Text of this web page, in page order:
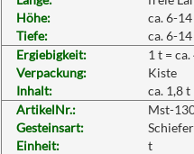
Höhe:
ca. 6-
Tiefe:
ca. 6-
Ergiebigkeit:
1 t = ca.
Verpackung:
Kiste
Inhalt:
ca. 1,8 t
ArtikelNr.:
Mst-
Gesteinsart:
Schiefer
Einheit:
t